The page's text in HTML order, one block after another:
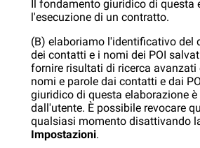
Il fondamento giuridico di questa
l'esecuzione di un contratto.
(B) elaboriamo l'identificativo del
dei contatti e i nomi dei POI
fornire risultati di ricerca avanzati
nomi e parole dai contatti e dai
giuridico di questa elaborazione
dall'utente. È possibile revocare
qualsiasi momento disattivando
Impostazioni.